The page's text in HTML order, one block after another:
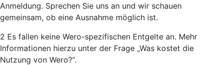
Anmeldung. Sprechen Sie uns an und wir schauen
gemeinsam, ob eine Ausnahme möglich ist.
2 Es fallen keine Wero-spezifischen Entgelte an. Mehr
Informationen hierzu unter der Frage „Was kostet die
Nutzung von Wero?“.